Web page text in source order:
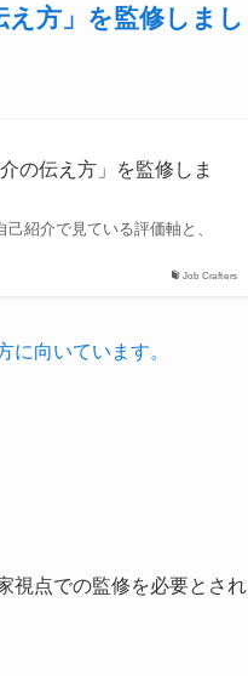
方」を監修しまし
Job Crafters
の伝え方」を監修しま
紹介で見ている評価軸と、
向いています。
視点での監修を必要とされ